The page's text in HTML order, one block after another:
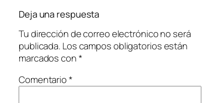
Deja una respuesta
Tu dirección de correo electrónico no será
publicada. Los campos obligatorios están
marcados con*
Comentario*